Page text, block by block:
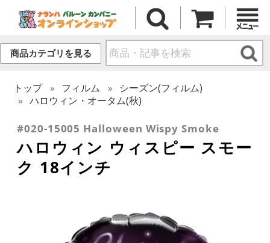
商品カテゴリを見る
トップ フィルム
シーズン(フィルム)
ハロウィン・オータム(秋)
#020-15005 Halloween Wispy Smoke
ハロウィン ウィスピー スモー
ク 18インチ